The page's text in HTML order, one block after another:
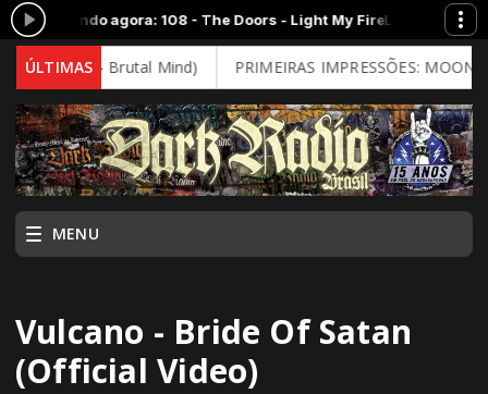
- Tocando agora: 108 - The Doors - Light My FireLONDON
ÚLTIMAS
(2026 - Brutal Mind) PRIMEIRAS IMPRESSÕES:
MENU
Vulcano - Bride Of Satan
(Official Video)